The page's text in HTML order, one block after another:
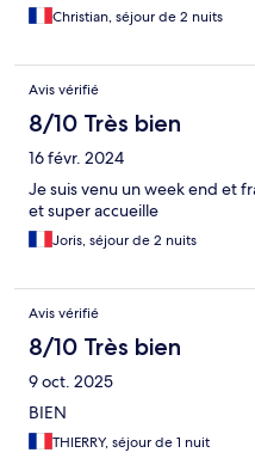
Christian, séjour de 2 nuits
Avis vérifié
8/10 Très bien
16 févr. 2024
Je suis venu un week end et
et super accueille
Joris, séjour de 2 nuits
Avis vérifié
8/10 Très bien
9 oct. 2025
BIEN
THIERRY, séjour de 1 nuit